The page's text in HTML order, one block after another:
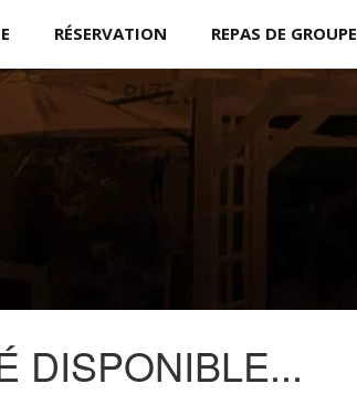
RÉSERVATION REPAS DE GROUPE
DISPONIBLE...